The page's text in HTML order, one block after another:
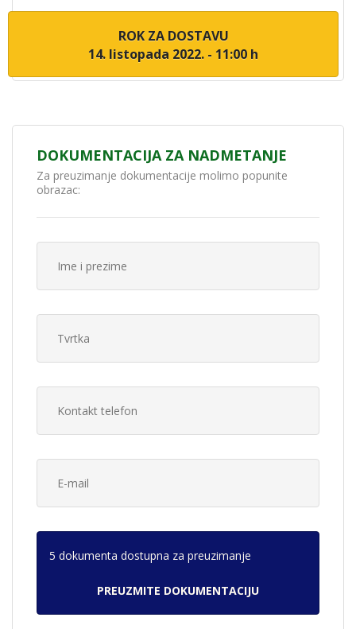
ROK ZA DOSTAVU
14. listopada 2022. - 11:00 h
DOKUMENTACIJA ZA NADMETANJE
Za preuzimanje dokumentacije molimo popunite
obrazac:
5 dokumenta dostupna za preuzimanje